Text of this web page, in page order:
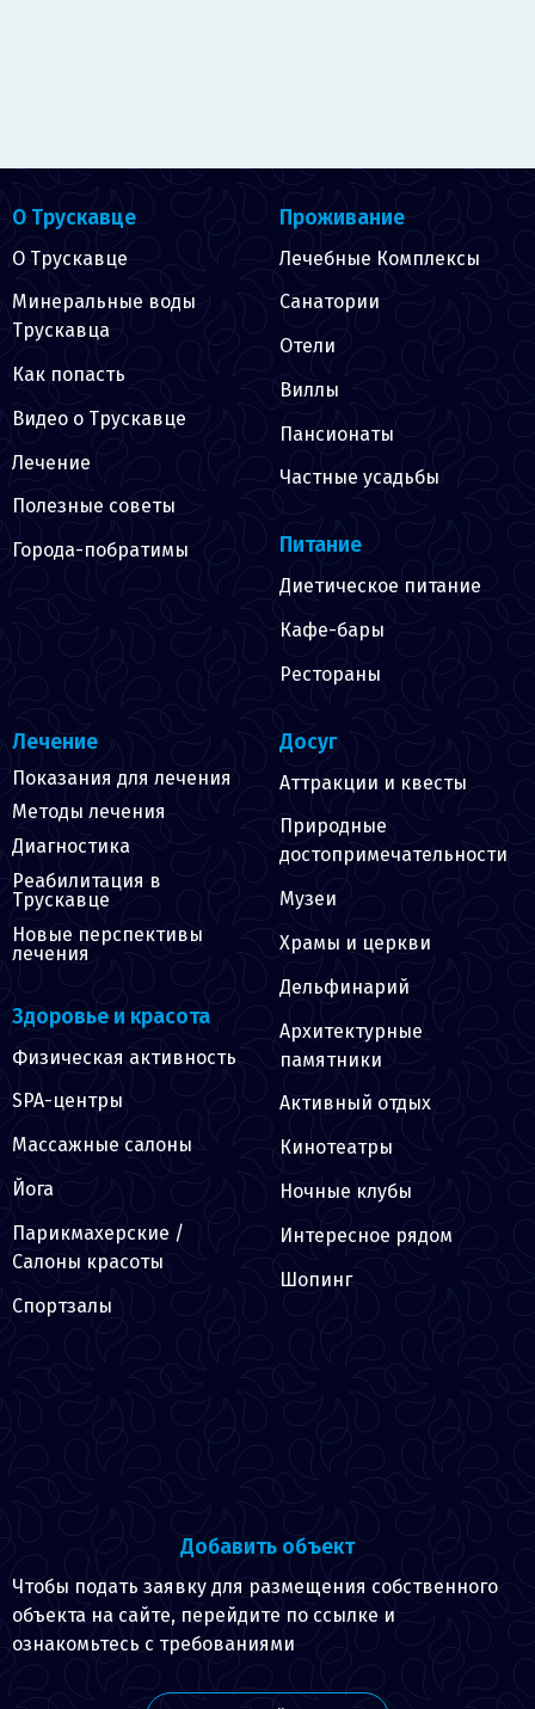
О Трускавце
О Трускавце
Минеральные воды
Трускавца
Как попасть
Видео о Трускавце
Лечение
Полезные советы
Города-побратимы
Проживание
Лечебные Комплексы
Санатории
Отели
Виллы
Пансионаты
Частные усадьбы
Питание
Диетическое питание
Кафе-бары
Рестораны
Лечение
Показания для лечения
Методы лечения
Диагностика
Реабилитация в
Трускавце
Новые перспективы
лечения
Здоровье и красота
Физическая активность
SPA-центры
Массажные салоны
Йога
Парикмахерские /
Салоны красоты
Спортзалы
Досуг
Аттракции и квесты
Природные
достопримечательности
Музеи
Храмы и церкви
Дельфинарий
Архитектурные
памятники
Активный отдых
Кинотеатры
Ночные клубы
Интересное рядом
Шопинг
Добавить объект
Чтобы подать заявку для размещения собственного
объекта на сайте, перейдите по ссылке и
ознакомьтесь с требованиями